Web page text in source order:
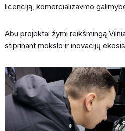
licenciją, komercializavmo
Abu projektai žymi reikšmingą
stiprinant mokslo ir inovacijų